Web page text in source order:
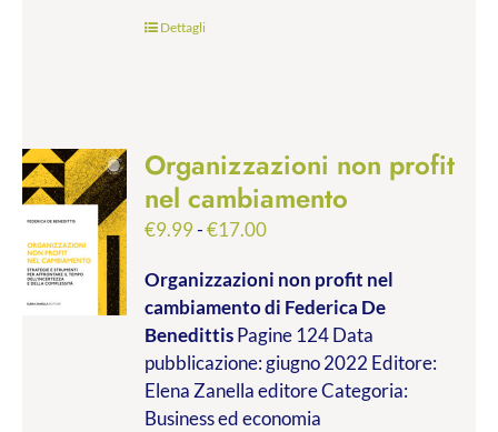
Dettagli
Organizzazioni non profit
nel cambiamento
€9.99-€17.00Fascia
prezzo:
da
€9.99
a
€17.00
Organizzazioni non profit nel
cambiamentodi Federica De
BenedittisPagine 124 Data
pubblicazione: giugno 2022 Editore:
Elena Zanella editore Categoria:
Business ed economia